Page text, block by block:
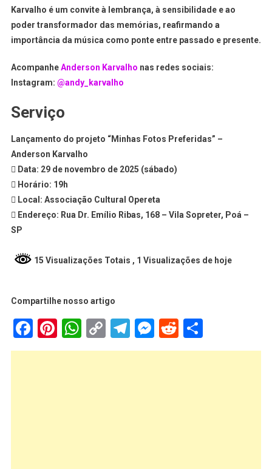
Karvalho é um convite à lembrança, à sensibilidade e ao
poder transformador das memórias, reafirmando a
importância da música como ponte entre passado e presente.
AcompanheAnderson Karvalho nas redes sociais:
Instagram: @andy_karvalho
Serviço
Lançamento do projeto “Minhas Fotos Preferidas” –
Anderson Karvalho
 Data: 29 de novembro de 2025 (sábado)
 Horário: 19h
 Local: Associação Cultural Opereta
 Endereço: Rua Dr. Emílio Ribas, 168 – Vila Sopreter, Poá –
SP
15 Visualizações Totais , 1 Visualizações de hoje
Compartilhe nosso artigo
Facebook
Pinterest
WhatsApp
Copy
Link
Telegram
Messenger
Reddit